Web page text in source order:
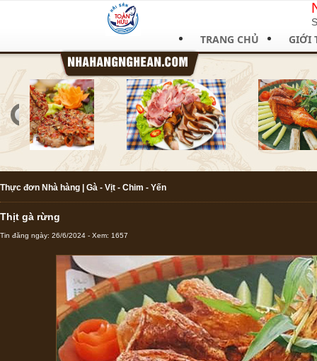
TRANG CHỦ GIỚI
Thực đơn Nhà hàng Gà - Vịt - Chim - Yến
Thịt gà rừng
Tin đăng ngày: 26/6/2024 - Xem: 1657